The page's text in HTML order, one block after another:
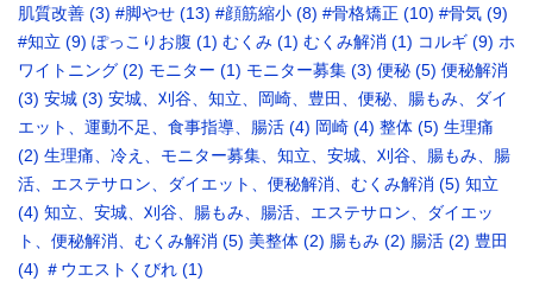
肌質改善 (3) #脚やせ (13) #顔筋縮小 (8) #骨格矯正‬ (10) #骨気 (9)
‪#知立 (9) ぽっこりお腹 (1) むくみ (1) むくみ解消 (1) コルギ (9) ホ
ワイトニング (2) モニター (1) モニター募集 (3) 便秘 (5) 便秘解消
(3) 安城 (3) 安城、刈谷、知立、岡崎、豊田、便秘、腸もみ、ダイ
エット、運動不足、食事指導、腸活 (4) 岡崎 (4) 整体 (5) 生理痛
(2) 生理痛、冷え、モニター募集、知立、安城、刈谷、腸もみ、腸
活、エステサロン、ダイエット、便秘解消、むくみ解消 (5) 知立
(4) 知立、安城、刈谷、腸もみ、腸活、エステサロン、ダイエッ
ト、便秘解消、むくみ解消 (5) 美整体 (2) 腸もみ (2) 腸活 (2) 豊田
(4) ＃ウエストくびれ (1)